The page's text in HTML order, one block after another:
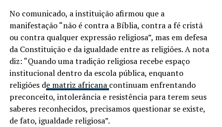
No comunicado, a instituição afirmou que a
manifestação “não é contra a Bíblia, contra a fé cristã
ou contra qualquer expressão religiosa”, mas em defesa
da Constituição e da igualdade entre as religiões. A nota
diz: “Quando uma tradição religiosa recebe espaço
institucional dentro da escola pública, enquanto
religiões de matriz africana continuam enfrentando
preconceito, intolerância e resistência para terem seus
saberes reconhecidos, precisamos questionar se existe,
de fato, igualdade religiosa”.